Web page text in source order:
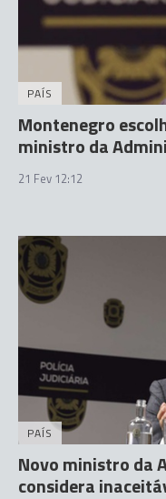
PAÍS
Montenegro
ministro da
21 Fev 12:12
PAÍS
Novo ministro da
considera